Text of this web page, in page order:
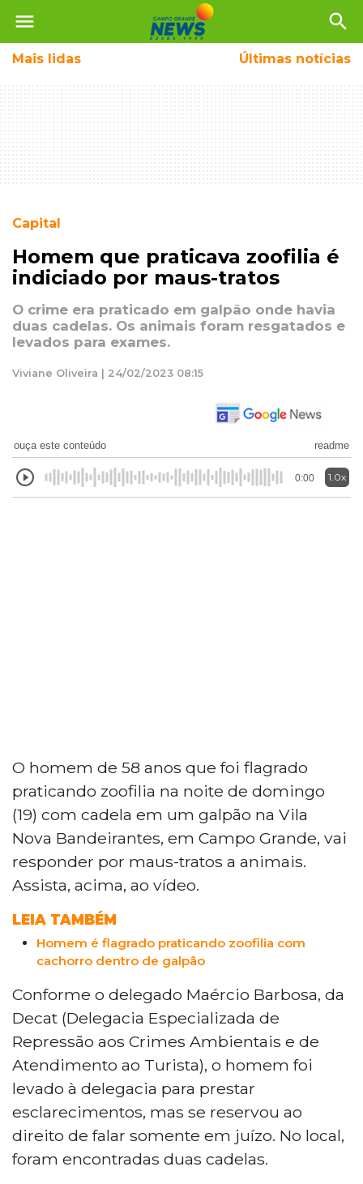
menu search
Mais lidas Últimas notícias
Capital
Homem que praticava zoofilia é
indiciado por maus-tratos
O crime era praticado em galpão onde havia
duas cadelas. Os animais foram resgatados e
levados para exames.
Viviane Oliveira | 24/02/2023 08:15
ouça este conteúdo readme
0:00 1.0x
O homem de 58 anos que foi flagrado
praticando zoofilia na noite de domingo
(19) com cadela em um galpão na Vila
Nova Bandeirantes, em Campo Grande, vai
responder por maus-tratos a animais.
Assista, acima, ao vídeo.
LEIA TAMBÉM
Homem é flagrado praticando zoofilia com
cachorro dentro de galpão
Conforme o delegado Maércio Barbosa, da
Decat (Delegacia Especializada de
Repressão aos Crimes Ambientais e de
Atendimento ao Turista), o homem foi
levado à delegacia para prestar
esclarecimentos, mas se reservou ao
direito de falar somente em juízo. No local,
foram encontradas duas cadelas.